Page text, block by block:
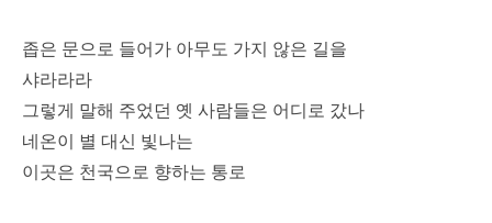
좁은 문으로 들어가 아무도 가지 않은 길을
샤라라라
그렇게 말해 주었던 옛 사람들은 어디로 갔나
네온이 별 대신 빛나는
이곳은 천국으로 향하는 통로